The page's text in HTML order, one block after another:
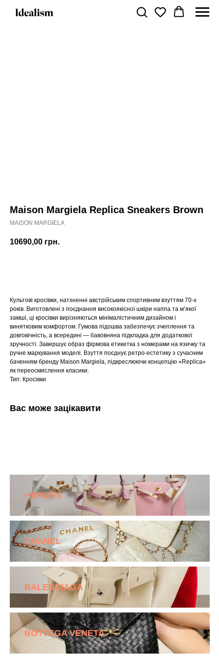
Maison Margiela Replica Sneakers Brown
MAISON MARGIELA
10690,00 грн.
Культові кросівки, натхненні австрійським спортивним взуттям 70-х
років. Виготовлені з поєднання високоякісної шкіри наппа та м’якої
замші, ці кросівки вирізняються мінімалістичним дизайном і
винятковим комфортом. Гумова підошва забезпечує зчеплення та
довговічність, а всередині — бавовняна підкладка для додаткової
зручності. Завершує образ фірмова етикетка з номерами на язичку та
ручне маркування моделі. Взуття поєднує ретро-естетику з сучасним
баченням бренду Maison Margiela, підкреслюючи концепцію «Replica»
як переосмислення класики.
Тип: Кросівки
Вас може зацікавити
HERMES
CHANEL
BALENCIAGA
BOTTEGA VENETA